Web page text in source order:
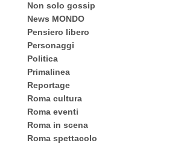
Non solo gossip
News MONDO
Pensiero libero
Personaggi
Politica
Primalinea
Reportage
Roma cultura
Roma eventi
Roma in scena
Roma spettacolo